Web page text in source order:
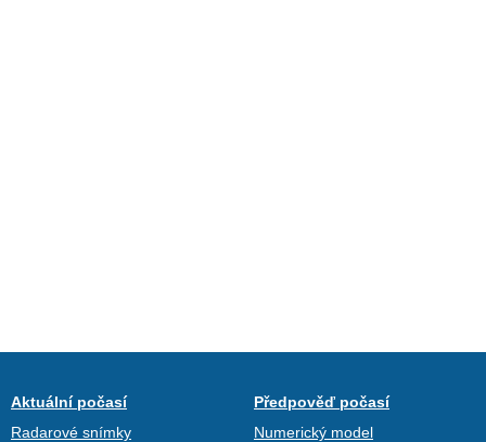
Aktuální počasí
Radarové snímky
Předpověď počasí
Numerický model